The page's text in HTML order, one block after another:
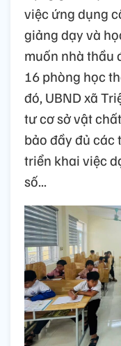
việc ứng dụng
giảng dạy và
muốn nhà thầu
16 phòng học
đó, UBND xã
tư cơ sở vật
bảo đầy đủ các
triển khai việc
số...